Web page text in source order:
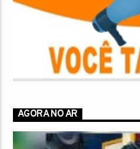
AGORA NO AR